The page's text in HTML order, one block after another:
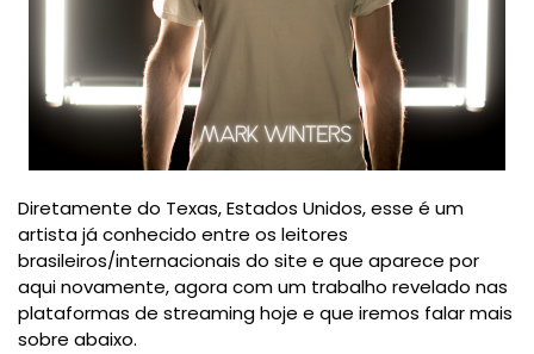
Diretamente do Texas, Estados Unidos, esse é um
artista já conhecido entre os leitores
brasileiros/internacionais do site e que aparece por
aqui novamente, agora com um trabalho revelado nas
plataformas de streaming hoje e que iremos falar mais
sobre abaixo.